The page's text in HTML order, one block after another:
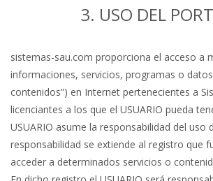
3. USO DEL
sistemas-sau.com proporciona el acceso a
informaciones, servicios, programas o
contenidos”) en Internet pertenecientes a
licenciantes a los que el USUARIO pueda
USUARIO asume la responsabilidad del uso
responsabilidad se extiende al registro que
acceder a determinados servicios o